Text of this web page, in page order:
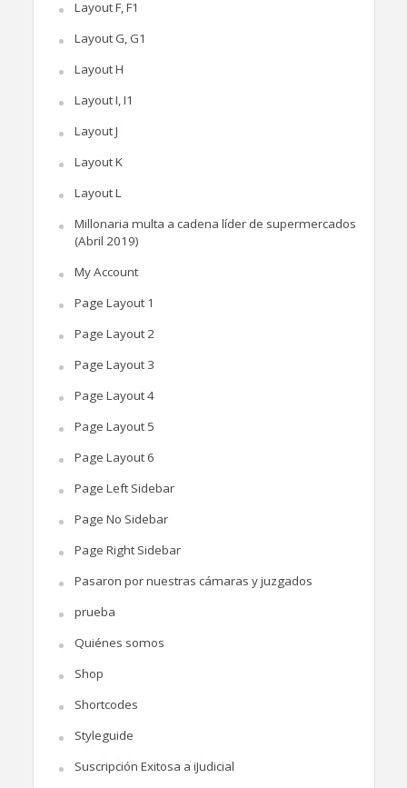
Layout F, F1
Layout G, G1
Layout H
Layout I, I1
Layout J
Layout K
Layout L
Millonaria multa a cadena líder de supermercados
(Abril 2019)
My Account
Page Layout 1
Page Layout 2
Page Layout 3
Page Layout 4
Page Layout 5
Page Layout 6
Page Left Sidebar
Page No Sidebar
Page Right Sidebar
Pasaron por nuestras cámaras y juzgados
prueba
Quiénes somos
Shop
Shortcodes
Styleguide
Suscripción Exitosa a iJudicial